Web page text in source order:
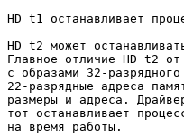
HD t1 останавливает
HD t2 может
Главное отличие HD t2
с образами 32-
22-разрядные адреса
размеры и адреса.
тот останавливает
на время работы.